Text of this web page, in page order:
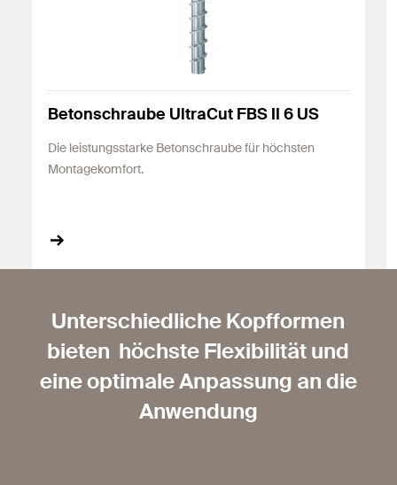
Betonschraube UltraCut FBS II 6 US
Die leistungsstarke Betonschraube für höchsten
Montagekomfort.
Unterschiedliche Kopfformen
bieten höchste Flexibilität und
eine optimale Anpassung an die
Anwendung